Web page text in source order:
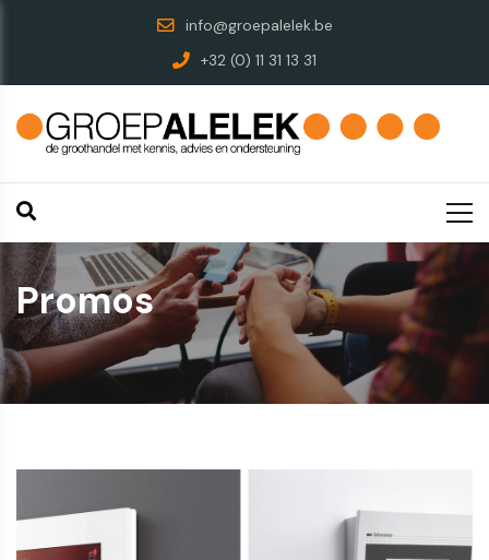
info@groepalelek.be
+32 (0) 11 31 13 31
Promos